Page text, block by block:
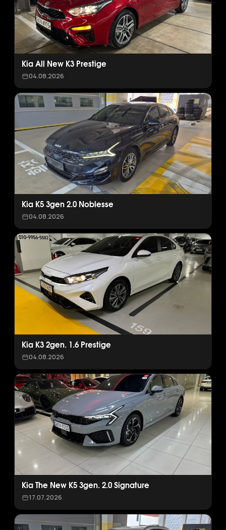
Kia All New K3 Prestige
04.08.2026
Kia K5 3gen 2.0 Noblesse
04.08.2026
Kia K3 2gen. 1.6 Prestige
04.08.2026
Kia The New K5 3gen. 2.0 Signature
17.07.2026